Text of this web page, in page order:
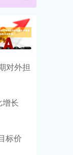
对外担
长
标价